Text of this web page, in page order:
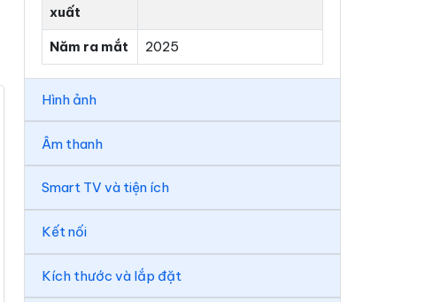
xuất
Năm ra mắt 2025
Hình ảnh
Âm thanh
Smart TV và tiện ích
Kết nối
Kích thước và lắp đặt